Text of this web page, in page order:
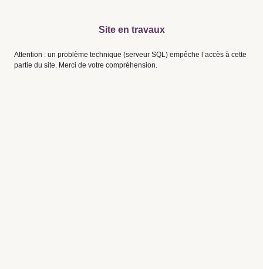
Site en travaux
Attention : un problème technique (serveur SQL) empêche l’accès à cette
partie du site. Merci de votre compréhension.